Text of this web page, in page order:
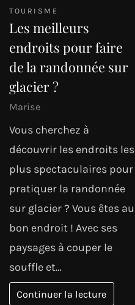
TOURISME
Les meilleurs
endroits pour faire
de la randonnée sur
glacier ?
Marise
Vous cherchez à
découvrir les endroits les
plus spectaculaires pour
pratiquer la randonnée
sur glacier ? Vous êtes au
bon endroit ! Avec ses
paysages à couper le
souffle et…
Continuer la lecture